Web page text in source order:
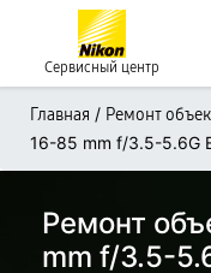
Сервисный центр
Главная / Ремонт
16-85 mm f/3.5-5.6G
Ремонт
mm f/3.5-